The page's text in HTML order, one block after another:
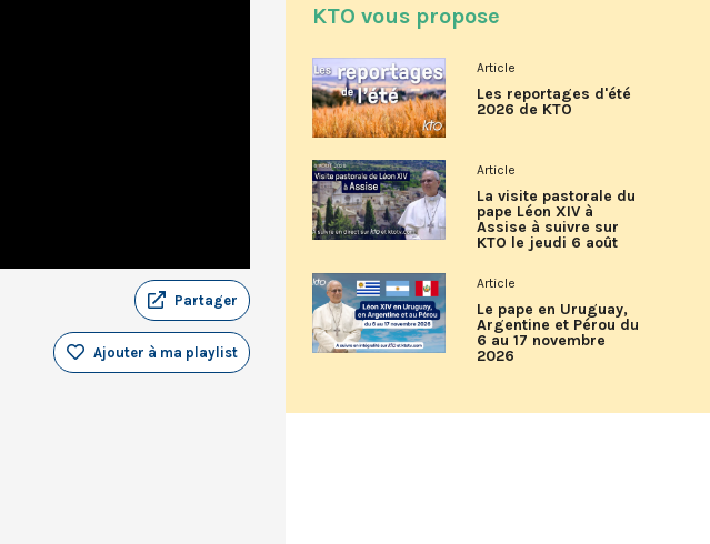
Partager
Ajouter à ma playlist
KTO vous propose
Article
Les reportages d'été
2026 de KTO
Article
La visite pastorale du
pape Léon XIV à
Assise à suivre sur
KTO le jeudi 6 août
Article
Le pape en Uruguay,
Argentine et Pérou du
6 au 17 novembre
2026